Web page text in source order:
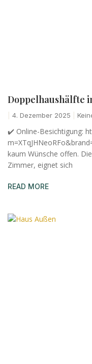
Doppelhaushälfte
4. Dezember 2025
✔️ Online-Besichtigung:
kaum Wünsche offen.
Zimmer, eignet sich
READ MORE